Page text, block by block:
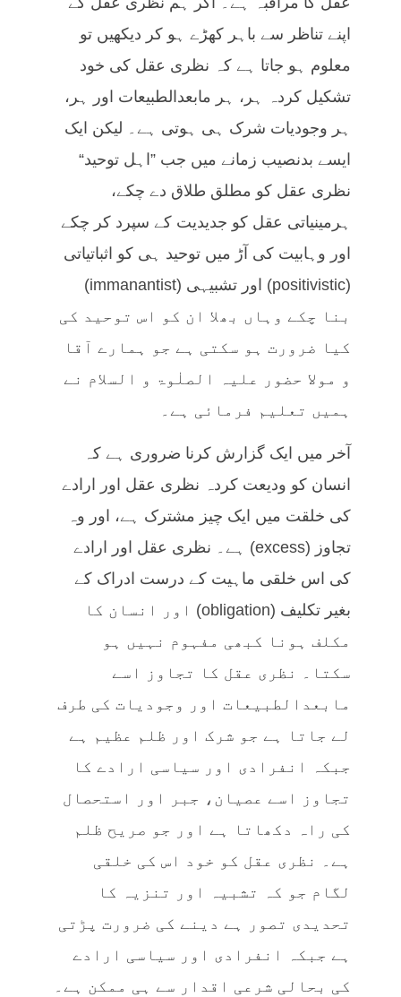
اپنے تناظر سے باہر کھڑے ہو کر دیکھیں تو
معلوم ہو جاتا ہے کہ نظری عقل کی خود
تشکیل کردہ ہر، ہر مابعدالطبیعات اور ہر،
ہر وجودیات شرک ہی ہوتی ہے۔ لیکن ایک
ایسے بدنصیب زمانے میں جب ”اہل توحید“
نظری عقل کو مطلق طلاق دے چکے،
ہرمینیاتی عقل کو جدیدیت کے سپرد کر چکے
اور وہابیت کی آڑ میں توحید ہی کو اثباتیاتی
(positivistic) اور تشبیہی (immanantist)
بنا چکے وہاں بھلا ان کو اس توحید کی
کیا ضرورت ہو سکتی ہے جو ہمارے آقا
و مولا حضور علیہ الصلٰوۃ و السلام نے
ہمیں تعلیم فرمائی ہے۔
آخر میں ایک گزارش کرنا ضروری ہے کہ
انسان کو ودیعت کردہ نظری عقل اور ارادے
کی خلقت میں ایک چیز مشترک ہے، اور وہ
تجاوز (excess) ہے۔ نظری عقل اور ارادے
کی اس خلقی ماہیت کے درست ادراک کے
بغیر تکلیف (obligation) اور انسان کا
مکلف ہونا کبھی مفہوم نہیں ہو
سکتا۔ نظری عقل کا تجاوز اسے
مابعدالطبیعات اور وجودیات کی طرف
لے جاتا ہے جو شرک اور ظلم عظیم ہے
جبکہ انفرادی اور سیاسی ارادے کا
تجاوز اسے عصیان، جبر اور استحصال
کی راہ دکھاتا ہے اور جو صریح ظلم
ہے۔ نظری عقل کو خود اس کی خلقی
لگام جو کہ تشبیہ اور تنزیہ کا
تحدیدی تصور ہے دینے کی ضرورت پڑتی
ہے جبکہ انفرادی اور سیاسی ارادے
کی بحالی شرعی اقدار سے ہی ممکن ہے۔